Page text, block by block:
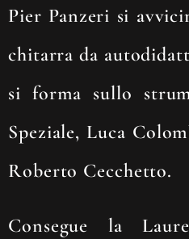
Pier Panzeri si
chitarra da
si forma sullo
Speziale, Luca
Roberto Cecchetto.
Consegue la